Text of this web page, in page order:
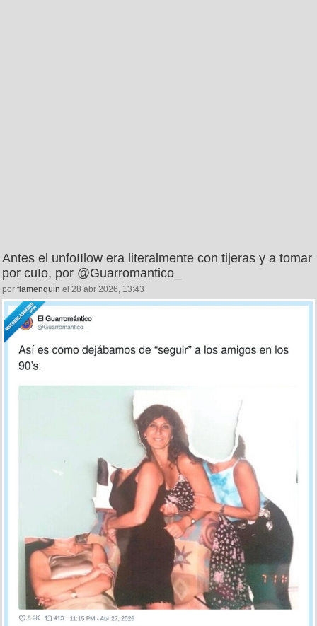
Antes el unfoIIlow era literalmente con tijeras y a tomar
por cuIo, por @Guarromantico_
por flamenquin el 28 abr 2026, 13:43